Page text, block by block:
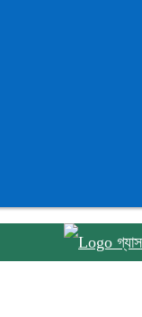
গ্যাস সংকটসহ